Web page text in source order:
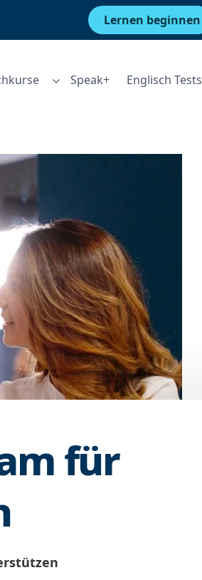
Lernen beginnen
Speak+ Englisch Tests
für